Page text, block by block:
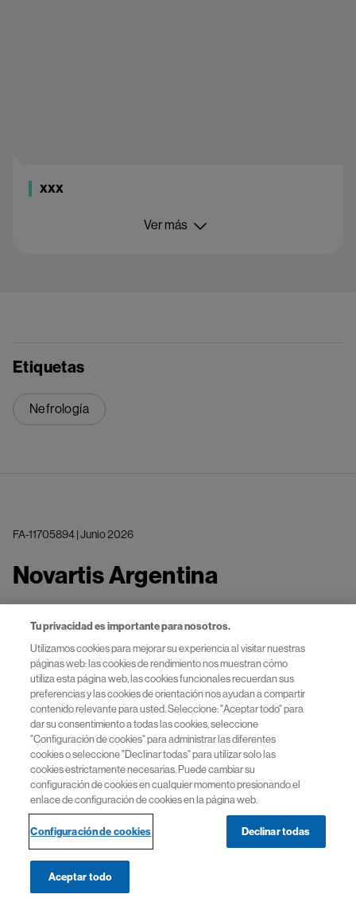
XXX
Ver más
Etiquetas
Nefrología
FA-11705894 | Junio 2026
Novartis Argentina
Argentina.
AR2501300136 | 01/2025
Servicios
Contacto
Tu privacidad es importante para nosotros.
Utilizamos cookies para mejorar su experiencia al visitar nuestras
páginas web: las cookies de rendimiento nos muestran cómo
utiliza esta página web, las cookies funcionales recuerdan sus
preferencias y las cookies de orientación nos ayudan a compartir
contenido relevante para usted. Seleccione: "Aceptar todo" para
dar su consentimiento a todas las cookies, seleccione
"Configuración de cookies" para administrar las diferentes
cookies o seleccione "Declinar todas" para utilizar solo las
cookies estrictamente necesarias. Puede cambiar su
configuración de cookies en cualquier momento presionando el
enlace de configuración de cookies en la página web.
Configuración de cookies Declinar todas
Aceptar todo